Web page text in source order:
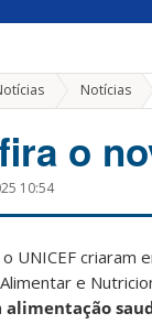
Notícias »
o
10:54
o UNICEF criaram
e
alimentação